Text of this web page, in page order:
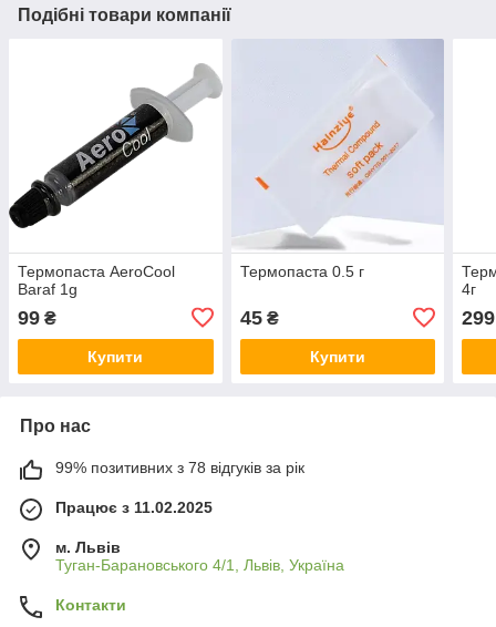
Подібні товари компанії
Термопаста AeroCool
Baraf 1g
99 ₴
Купити
Термопаста 0.5 г
45₴
Купити
4г
299
Про нас
99% позитивних з 78 відгуків за рік
Працює з 11.02.2025
м. Львів
Туган-Барановського 4/1, Львів, Україна
Контакти